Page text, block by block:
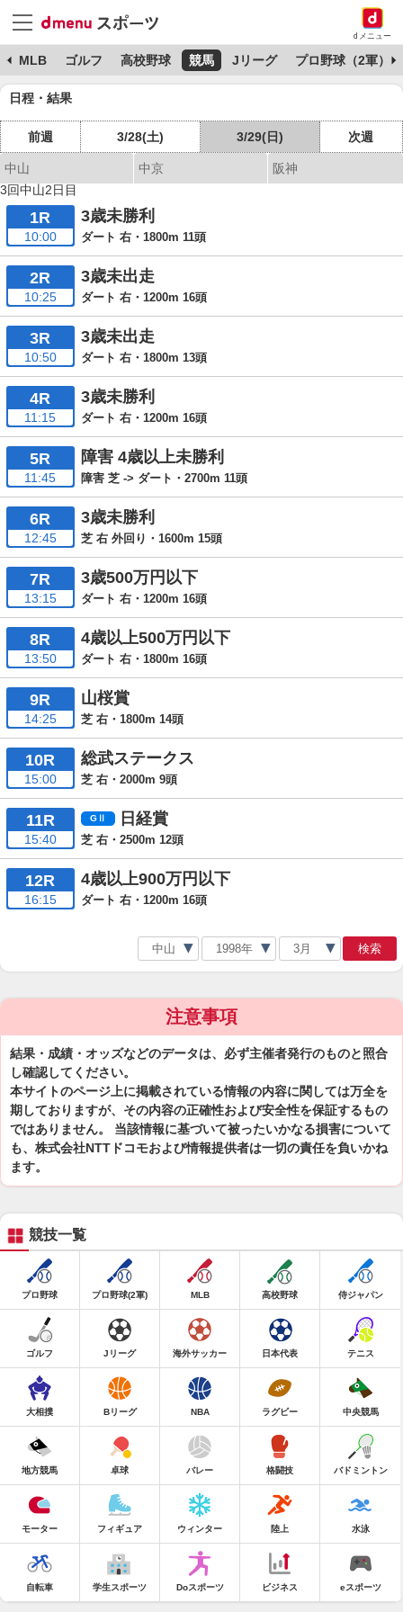
dメニュー
MLB ゴルフ 高校野球 競馬 Jリーグ プロ野球（2軍）
日程・結果
前週 3/28(土) 3/29(日) 次週
中山 中京
阪神
3回中山2日目
1R
10:00
3歳未勝利
ダート 右・1800m 11頭
2R
10:25
3歳未出走
ダート 右・1200m 16頭
3R
10:50
3歳未出走
ダート 右・1800m 13頭
4R
11:15
3歳未勝利
ダート 右・1200m 16頭
5R
11:45
障害 4歳以上未勝利
障害 芝 -> ダート・2700m 11頭
6R
12:45
3歳未勝利
芝 右 外回り・1600m 15頭
7R
13:15
3歳500万円以下
ダート 右・1200m 16頭
8R
13:50
4歳以上500万円以下
ダート 右・1800m 16頭
9R
14:25
山桜賞
芝 右・1800m 14頭
10R
15:00
総武ステークス
芝 右・2000m 9頭
11R
15:40
日経賞
芝 右・2500m 12頭
12R
16:15
4歳以上900万円以下
ダート 右・1200m 16頭
検索
注意事項
結果・成績・オッズなどのデータは、必ず主催者発行のものと照合
し確認してください。
本サイトのページ上に掲載されている情報の内容に関しては万全を
期しておりますが、その内容の正確性および安全性を保証するもの
ではありません。 当該情報に基づいて被ったいかなる損害について
も、株式会社NTTドコモおよび情報提供者は一切の責任を負いかね
ます。
競技一覧
プロ野球 プロ野球(2軍) MLB 高校野球 侍ジャパン
ゴルフ Jリーグ 海外サッカー 日本代表 テニス
大相撲 Bリーグ NBA ラグビー 中央競馬
地方競馬 卓球 バレー 格闘技 バドミントン
モーター フィギュア ウィンター 陸上 水泳
自転車 学生スポーツ Doスポーツ ビジネス eスポーツ